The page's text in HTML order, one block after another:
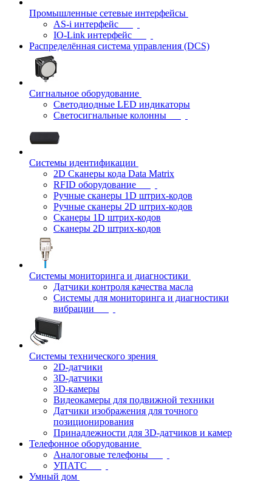
Промышленные сетевые интерфейсы
AS-i интерфейс
IO-Link интерфейс
Распределённая система управления (DCS)
Сигнальное оборудование
Светодиодные LED индикаторы
Светосигнальные колонны
Системы идентификации
2D Сканеры кода Data Matrix
RFID оборудование
Ручные сканеры 1D штрих-кодов
Ручные сканеры 2D штрих-кодов
Сканеры 1D штрих-кодов
Сканеры 2D штрих-кодов
Системы мониторинга и диагностики
Датчики контроля качества масла
Системы для мониторинга и диагностики
вибрации
Системы технического зрения
2D-датчики
3D-датчики
3D-камеры
Видеокамеры для подвижной техники
Датчики изображения для точного
позиционирования
Принадлежности для 3D-датчиков и камер
Телефонное оборудование
Аналоговые телефоны
УПАТС
Умный дом